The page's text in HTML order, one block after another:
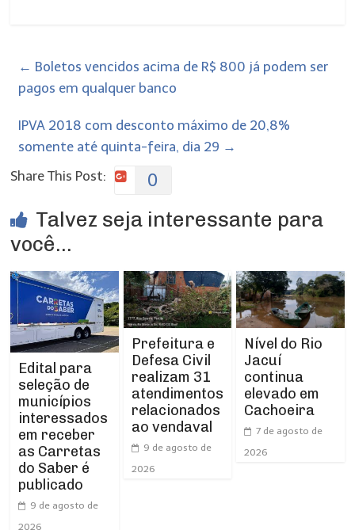
← Boletos vencidos acima de R$ 800 já podem ser
pagos em qualquer banco
IPVA 2018 com desconto máximo de 20,8%
somente até quinta-feira, dia 29 →
Share This Post:
0
Talvez seja interessante para
você...
Edital para
seleção de
municípios
interessados
em receber
as Carretas
do Saber é
publicado
9 de agosto de
2026
Prefeitura e
Defesa Civil
realizam 31
atendimentos
relacionados
ao vendaval
9 de agosto de
2026
Nível do Rio
Jacuí
continua
elevado em
Cachoeira
7 de agosto de
2026